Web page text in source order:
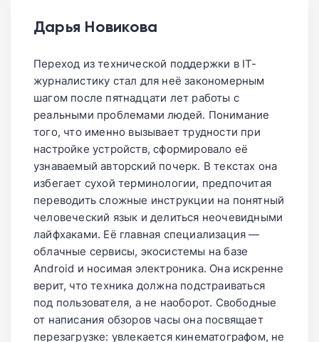
качества сна и умного распознавания
еды по фотографии отлично
коробки.
организма на стресс. В перспективе эти
инструментом влияния для страховых
компаний или работодателей. Эксперты
по кибербезопасности просят взвесить
все риски перед сбором такой глубокой
статистики.
Дарья Новикова
Переход из технической поддержки в IT-
журналистику стал для неё закономерным
шагом после пятнадцати лет работы с
реальными проблемами людей. Понимание
того, что именно вызывает трудности при
настройке устройств, сформировало её
узнаваемый авторский почерк. В текстах она
избегает сухой терминологии, предпочитая
переводить сложные инструкции на понятный
человеческий язык и делиться неочевидными
лайфхаками. Её главная специализация —
облачные сервисы, экосистемы на базе
Android и носимая электроника. Она искренне
верит, что техника должна подстраиваться
под пользователя, а не наоборот. Свободные
от написания обзоров часы она посвящает
перезагрузке: увлекается кинематографом, не